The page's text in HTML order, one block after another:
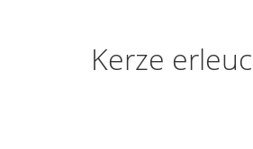
Kerze